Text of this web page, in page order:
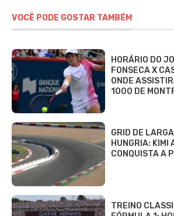
VOCÊ PODE GOSTAR TAMBÉM
HORÁRIO DO
FONSECA X
ONDE
1000 DE
GRID DE
HUNGRIA: KIMI
CONQUISTA A
TREINO